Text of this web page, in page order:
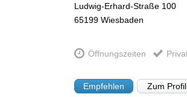
Ludwig-Erhard-Straße 100
65199 Wiesbaden
Öffnungszeiten
Empfehlen Zum Profil